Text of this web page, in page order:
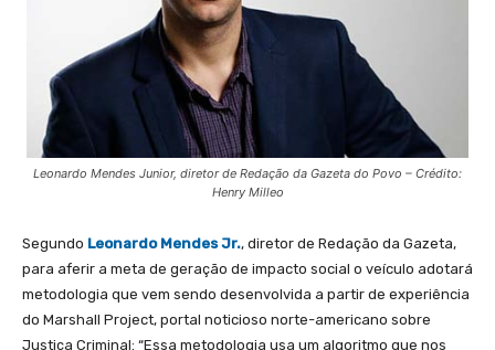
Leonardo Mendes Junior, diretor de Redação da Gazeta do Povo – Crédito:
Henry Milleo
Segundo Leonardo Mendes Jr., diretor de Redação da Gazeta,
para aferir a meta de geração de impacto social o veículo adotará
metodologia que vem sendo desenvolvida a partir de experiência
do Marshall Project, portal noticioso norte-americano sobre
Justiça Criminal: “Essa metodologia usa um algoritmo que nos